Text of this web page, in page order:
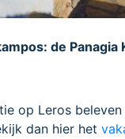
de
op Leros
dan hier het